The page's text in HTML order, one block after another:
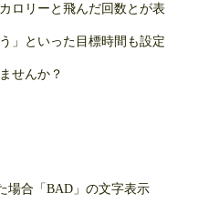
ロリーと飛んだ回数とが表
」といった目標時間も設定
せんか？
場合「BAD」の文字表示